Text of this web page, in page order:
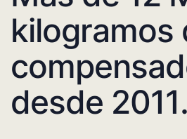
kilogramos
desde 2011.